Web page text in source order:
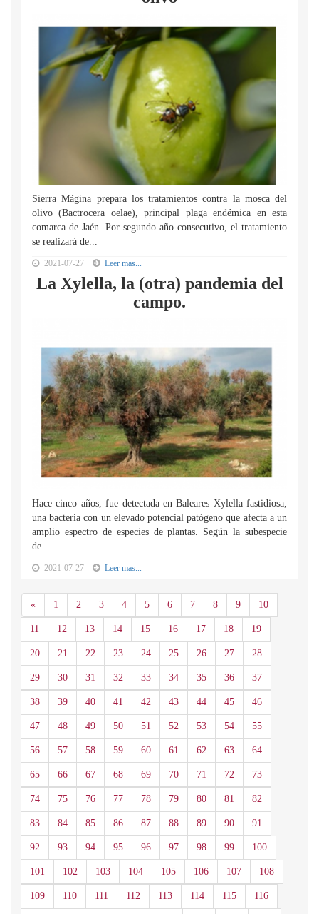
Sierra Mágina prepara los tratamientos contra la mosca del
olivo (Bactrocera oelae), principal plaga endémica en esta
comarca de Jaén. Por segundo año consecutivo, el tratamiento
se realizará de...
2021-07-27 Leer mas...
La Xylella, la (otra) pandemia del
campo.
Hace cinco años, fue detectada en Baleares Xylella fastidiosa,
una bacteria con un elevado potencial patógeno que afecta a un
amplio espectro de especies de plantas. Según la subespecie
de...
2021-07-27 Leer mas...
«Anterior
1 2 3 4 5 6 7 8 9 10
11 12 13 14 15 16 17 18 19
20 21 22 23 24 25 26 27 28
29 30 31 32 33 34 35 36 37
38 39 40 41 42 43 44 45 46
47 48 49 50 51 52 53 54 55
56 57 58 59 60 61 62 63 64
65 66 67 68 69 70 71 72 73
74 75 76 77 78 79 80 81 82
83 84 85 86 87 88 89 90 91
92 93 94 95 96 97 98 99 100
101 102 103 104 105 106 107 108
109 110 111 112 113 114 115 116